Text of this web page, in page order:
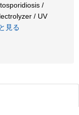
/
/ UV
見る